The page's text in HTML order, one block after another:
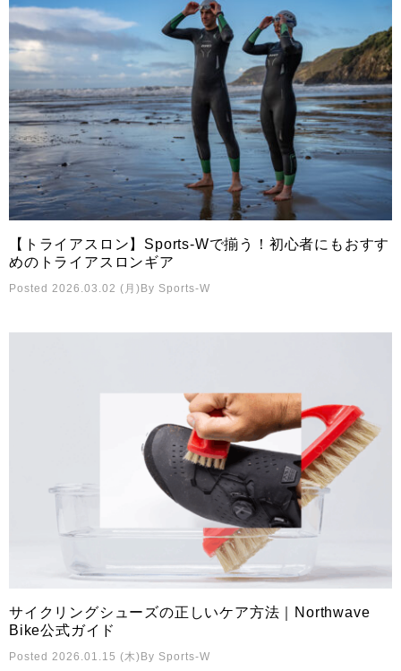
【トライアスロン】Sports-Wで揃う！初心者にもおすす
めのトライアスロンギア
Posted 2026.03.02 (月) By Sports-W
サイクリングシューズの正しいケア方法｜Northwave
Bike公式ガイド
Posted 2026.01.15 (木) By Sports-W